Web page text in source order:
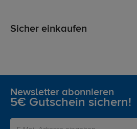
Sicher einkaufen
Newsletter abonnieren
5€ Gutschein sichern!